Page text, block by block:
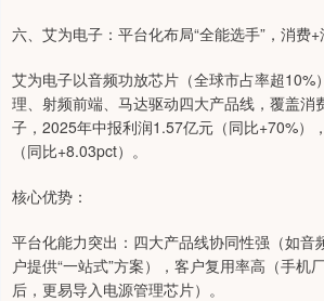
六、艾为电子：平台化布局“全能选手”，消费
艾为电子以音频功放芯片（全球市占率超10%
理、射频前端、马达驱动四大产品线，覆盖消
子，2025年中报利润1.57亿元（同比+70%）
（同比+8.03pct）。
核心优势：
平台化能力突出：四大产品线协同性强（如音
户提供“一站式”方案），客户复用率高（手机
后，更易导入电源管理芯片）。